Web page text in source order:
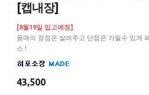
[캡내장]
[8월19일 입고예정]
몸매의 장점은 살려주고 단점은 가릴수 있게
스 !
43,500